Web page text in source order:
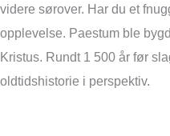
videre sørover. Har du et
opplevelse. Paestum ble
Kristus. Rundt 1 500 år før
oldtidshistorie i perspektiv.